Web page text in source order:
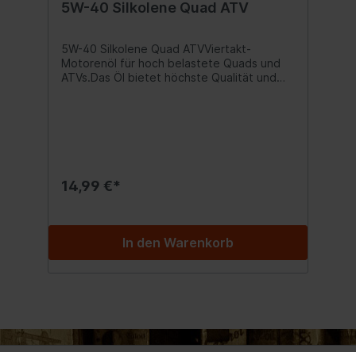
5W-40 Silkolene Quad ATV
5W-40 Silkolene Quad ATVViertakt-
Motorenöl für hoch belastete Quads und
ATVs.Das Öl bietet höchste Qualität und
14,99 €*
In den Warenkorb